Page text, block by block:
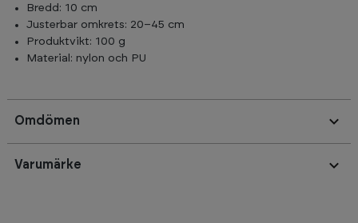
Bredd: 10 cm
Justerbar omkrets: 20–45 cm
Produktvikt: 100 g
Material: nylon och PU
Omdömen
Varumärke